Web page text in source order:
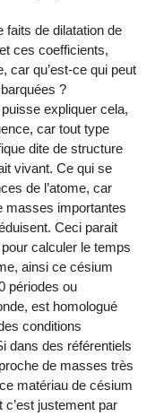
faits de dilatation de
ces coefficients,
car qu’est-ce qui peut
?
puisse expliquer cela,
car tout type
dite de structure
vivant. Ce qui se
de l’atome, car
masses importantes
Ceci parait
calculer le temps
ainsi ce césium
périodes ou
est homologué
conditions
dans des référentiels
de masses très
matériau de césium
justement par